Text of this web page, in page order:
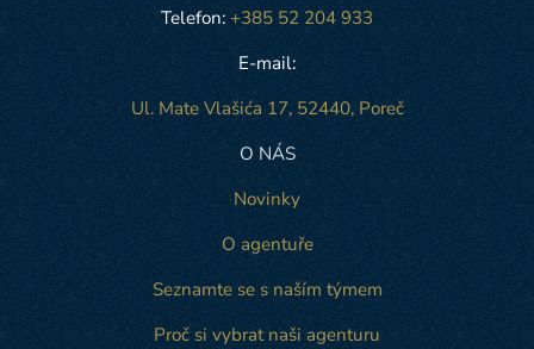
Telefon: +385 52 204 933
E-mail:
Ul. Mate Vlašića 17, 52440, Poreč
O NÁS
Novinky
O agentuře
Seznamte se s naším týmem
Proč si vybrat naši agenturu